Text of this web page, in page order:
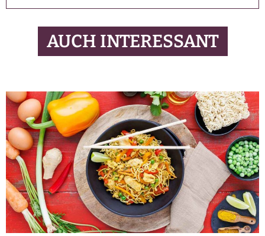
AUCH INTERESSANT